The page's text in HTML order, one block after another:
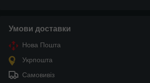
Умови доставки
Нова Пошта
Укрпошта
Самовивіз